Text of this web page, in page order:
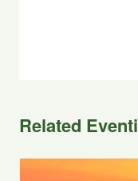
Related Eventi